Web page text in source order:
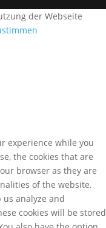
der Webseite
experience while you
the cookies that are
browser as they are
of the website.
analyze and
cookies will be stored